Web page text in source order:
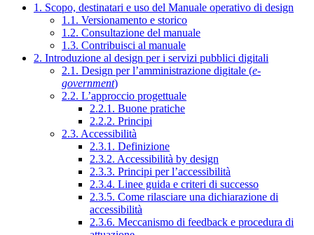
1. Scopo, destinatari e uso del Manuale operativo di design
1.1. Versionamento e storico
1.2. Consultazione del manuale
1.3. Contribuisci al manuale
2. Introduzione al design per i servizi pubblici digitali
2.1. Design per l’amministrazione digitale (e-
government)
2.2. L’approccio progettuale
2.2.1. Buone pratiche
2.2.2. Principi
2.3. Accessibilità
2.3.1. Definizione
2.3.2. Accessibilità by design
2.3.3. Principi per l’accessibilità
2.3.4. Linee guida e criteri di successo
2.3.5. Come rilasciare una dichiarazione di
accessibilità
2.3.6. Meccanismo di feedback e procedura di